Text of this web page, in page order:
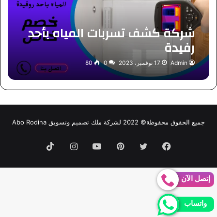
شركة كشف تسربات المياه بأحد
رفيدة
Admin 17 نوفمبر، 2023 0
80
جميع الحقوق محفوظة© 2022 لشركة ملك تصميم وتسويق Abo Rodina
فيسبوك تويتر بينتيريستيوتيوب انستقرام
إتصل الآن
واتساب